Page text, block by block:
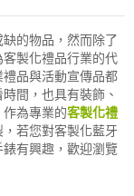
的物品，然而除了
製化禮品行業的代
品與活動宣傳品都
間，也具有裝飾、
為專業的客製化禮
若您對客製化藍牙
有興趣，歡迎瀏覽